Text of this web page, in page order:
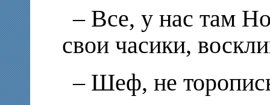
– Все, у нас там
свои часики,
– Шеф, не